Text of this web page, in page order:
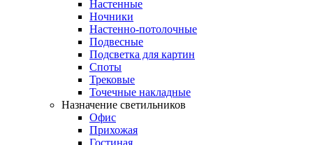
Настенные
Ночники
Настенно-потолочные
Подвесные
Подсветка для картин
Споты
Трековые
Точечные накладные
Назначение светильников
Офис
Прихожая
Гостиная